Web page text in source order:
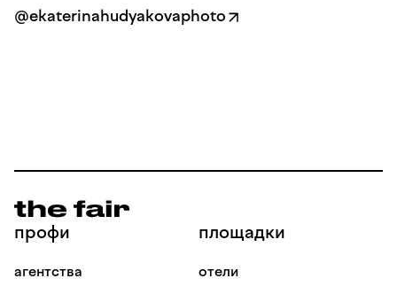
@ekaterinahudyakovaphoto
профи
агентства
площадки
отели